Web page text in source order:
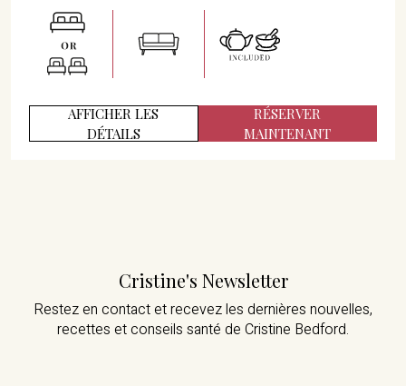
AFFICHER LES
DÉTAILS
RÉSERVER
MAINTENANT
Cristine's Newsletter
Restez en contact et recevez les dernières nouvelles,
recettes et conseils santé de Cristine Bedford.